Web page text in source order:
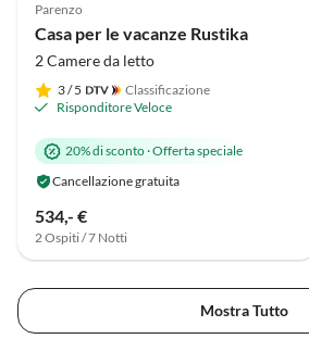
Parenzo
Casa per le vacanze Rustika
2 Camere da letto
3/ 5
Classificazione
Risponditore Veloce
20% di sconto·Offerta speciale
Cancellazione gratuita
534,- €
2 Ospiti / 7 Notti
Mostra Tutto